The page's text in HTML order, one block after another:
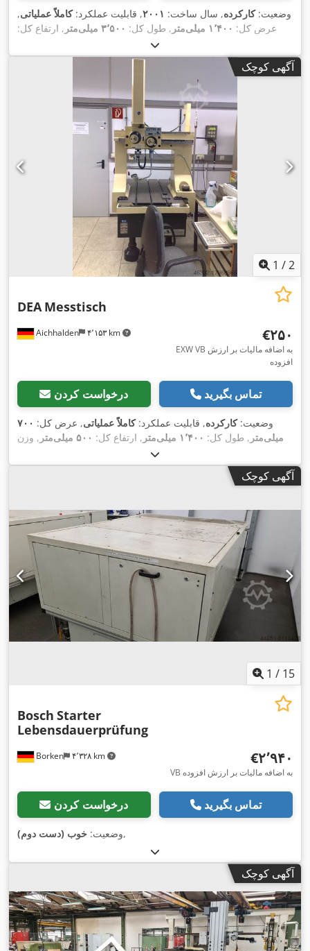
وضعیت:کارکرده, سال ساخت: ۲۰۰۱, قابلیت عملکرد:کاملاً عملیاتی,
عرض کل: ۱٬۴۰۰ میلی‌متر , طول کل: ۳٬۵۰۰ میلی‌متر
, ارتفاع کل:
۸۰۰ میلی‌متر
آگهی کوچک
1 /2
Aichhalden ۴٬۱۵۳ km
DEA Messtisch
‎€۲۵۰
EXW VB به اضافه مالیات بر ارزش
افزوده
درخواست کردن تماس بگیرید
وضعیت:کارکرده, قابلیت عملکرد:کاملاً عملیاتی, عرض کل: ۷۰۰
میلی‌متر , طول کل: ۱٬۴۰۰ میلی‌متر , ارتفاع کل: ۵۰۰ میلی‌متر
, وزن
, عرض مورد نیاز:
طول:۱٬۴۰۰ میلی‌متر , نیاز به ارتفاع:۸۵۰ میلی‌متر ,
آگهی کوچک
1 / 15
Borken ۴٬۳۲۸ km
Bosch Starter
Lebensdauerprüfung
‎€۲٬۹۴۰
VB به اضافه مالیات بر ارزش افزوده
درخواست کردن تماس بگیرید
وضعیت: خوب (دست دوم) ,
آگهی کوچک